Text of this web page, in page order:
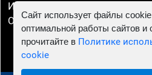
ИП Смирнов Георгий
ОГРНИП 324470400032610
Сайт использует файлы
оптимальной работы сайтов и
прочитайте в Политике
cookie